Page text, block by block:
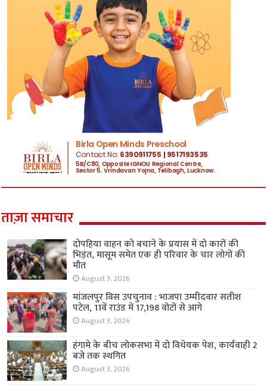
ताज़ा समाचार
दोपहिया वाहन को बचाने के प्रयास में दो कारों की
भिड़ंत, मासूम समेत एक ही परिवार के चार लोगों की
मौत
August 3, 2026
मांजलपुर विस उपचुनाव : भाजपा उम्मीदवार सतीश
पटेल, 11वें राउंड में 17,198 वोटों से आगे
August 3, 2026
हंगामे के बीच लोकसभा में दो विधेयक पेश, कार्यवाही 2
बजे तक स्थगित
August 3, 2026